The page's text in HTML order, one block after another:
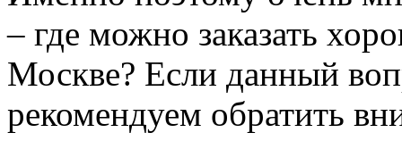
– где можно заказать
Москве? Если данный
рекомендуем обратить